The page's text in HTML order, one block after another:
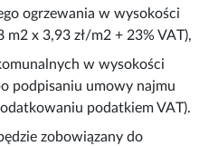
ogrzewania w wysokości
m2 x 3,93 zł/m2 + 23% VAT),
w wysokości
podpisaniu umowy najmu
podatkiem VAT).
zobowiązany do